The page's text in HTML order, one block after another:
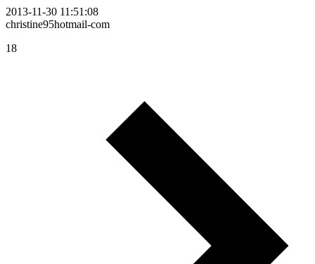
2013-11-30 11:51:08
christine95hotmail-com
18